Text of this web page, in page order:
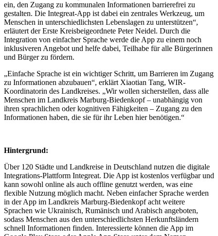
ein, den Zugang zu kommunalen Informationen barrierefrei zu
gestalten. Die Integreat-App ist dabei ein zentrales Werkzeug, um
Menschen in unterschiedlichsten Lebenslagen zu unterstützen“,
erläutert der Erste Kreisbeigeordnete Peter Neidel. Durch die
Integration von einfacher Sprache werde die App zu einem noch
inklusiveren Angebot und helfe dabei, Teilhabe für alle Bürgerinnen
und Bürger zu fördern.
„Einfache Sprache ist ein wichtiger Schritt, um Barrieren im Zugang
zu Informationen abzubauen“, erklärt Xiaotian Tang, WIR-
Koordinatorin des Landkreises. „Wir wollen sicherstellen, dass alle
Menschen im Landkreis Marburg-Biedenkopf – unabhängig von
ihren sprachlichen oder kognitiven Fähigkeiten – Zugang zu den
Informationen haben, die sie für ihr Leben hier benötigen.“
Hintergrund:
Über 120 Städte und Landkreise in Deutschland nutzen die digitale
Integrations-Plattform Integreat. Die App ist kostenlos verfügbar und
kann sowohl online als auch offline genutzt werden, was eine
flexible Nutzung möglich macht. Neben einfacher Sprache werden
in der App im Landkreis Marburg-Biedenkopf acht weitere
Sprachen wie Ukrainisch, Rumänisch und Arabisch angeboten,
sodass Menschen aus den unterschiedlichsten Herkunftsländern
schnell Informationen finden. Interessierte können die App im